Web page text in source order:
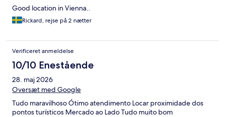
Good location in Vienna..
Rickard, rejse på 2 nætter
Verificeret anmeldelse
10/10 Enestående
28. maj 2026
Oversæt med Google
Tudo maravilhoso Ótimo atendimento Locar proximidade dos
pontos turísticos Mercado ao Lado Tudo muito bom